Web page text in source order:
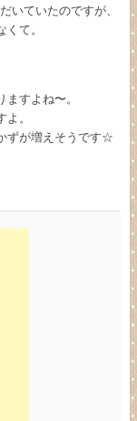
いていたのですが、
て。
すよね〜。
。
ずが増えそうです☆